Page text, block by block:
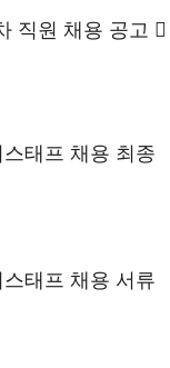
직원 채용 공고
태프 채용 최종
태프 채용 서류